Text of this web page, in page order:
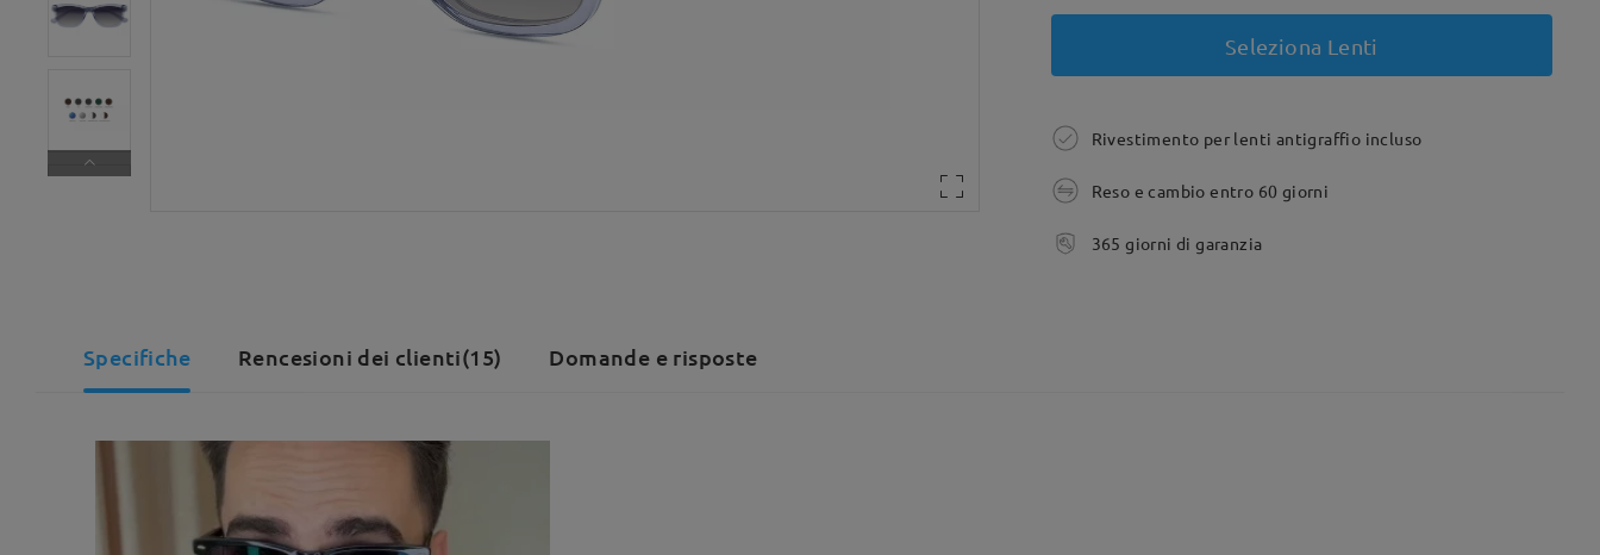
Seleziona Lenti
Rivestimento per lenti antigraffio incluso
Reso e cambio entro 60 giorni
365 giorni di garanzia
Specifiche Rencesioni dei clienti(15) Domande e risposte